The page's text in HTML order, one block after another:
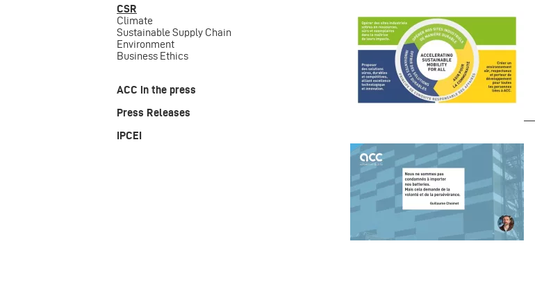
CSR
Climate
Sustainable Supply Chain
Environment
Business Ethics
ACC in the press
Press Releases
IPCEI